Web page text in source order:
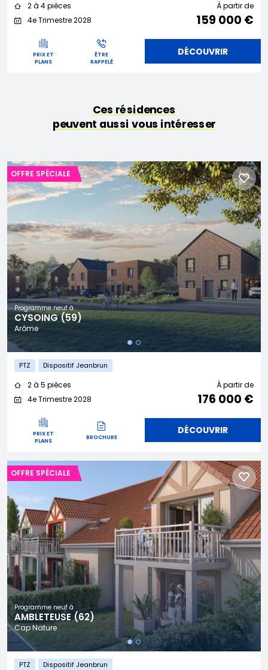
2 à 4 pièces
4e Trimestre 2028
À partir de
159 000 €
PRIX ET
PLANS
ÊTRE
RAPPELÉ
DÉCOUVRIR
Ces résidences
peuvent aussi vous intéresser
Programme neuf à
CYSOING (59)
Arôme
OFFRE SPÉCIALE
PTZ Dispositif Jeanbrun
2 à 5 pièces
4e Trimestre 2028
À partir de
176 000 €
PRIX ET
PLANS
BROCHURE
DÉCOUVRIR
Programme neuf à
AMBLETEUSE (62)
Cap Nature
OFFRE SPÉCIALE
PTZ Dispositif Jeanbrun